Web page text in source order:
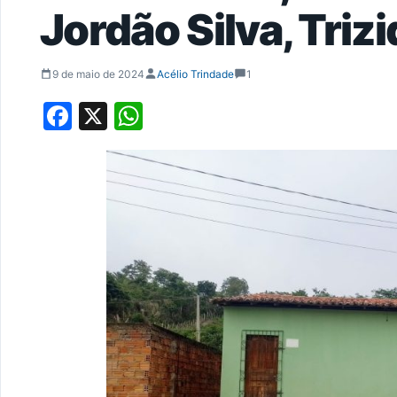
Jordão Silva,
9 de maio de 2024 Acélio Trindade 1
Facebook
X